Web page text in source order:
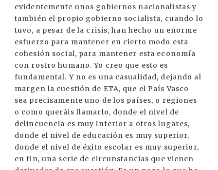
evidentemente unos gobiernos nacionalistas y
también el propio gobierno socialista, cuando lo
tuvo, a pesar de la crisis, han hecho un enorme
esfuerzo para mantener en cierto modo esta
cohesión social, para mantener esta economía
con rostro humano. Yo creo que esto es
fundamental. Y no es una casualidad, dejando al
margen la cuestión de ETA, que el País Vasco
sea precisamente uno de los países, o regiones
o como queráis llamarlo, donde el nivel de
delincuencia es muy inferior a otros lugares,
donde el nivel de educación es muy superior,
donde el nivel de éxito escolar es muy superior,
en fin, una serie de circunstancias que vienen